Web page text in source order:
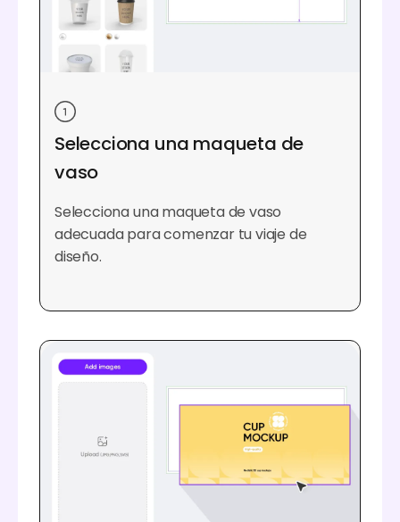
Selecciona una maqueta de
vaso
Selecciona una maqueta de vaso
adecuada para comenzar tu viaje de
diseño.